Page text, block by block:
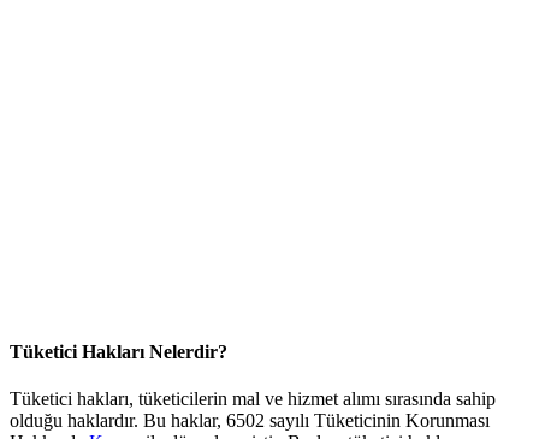
Tüketici Hakları Nelerdir?
Tüketici hakları, tüketicilerin mal ve hizmet alımı sırasında sahip
olduğu haklardır. Bu haklar, 6502 sayılı Tüketicinin Korunması